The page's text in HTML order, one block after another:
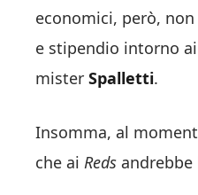
economici, però,
e stipendio intorno
mister Spalletti.
Insomma, al
che ai Reds